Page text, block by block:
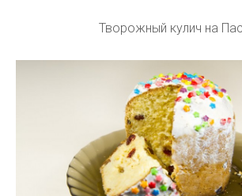
Творожный кулич на